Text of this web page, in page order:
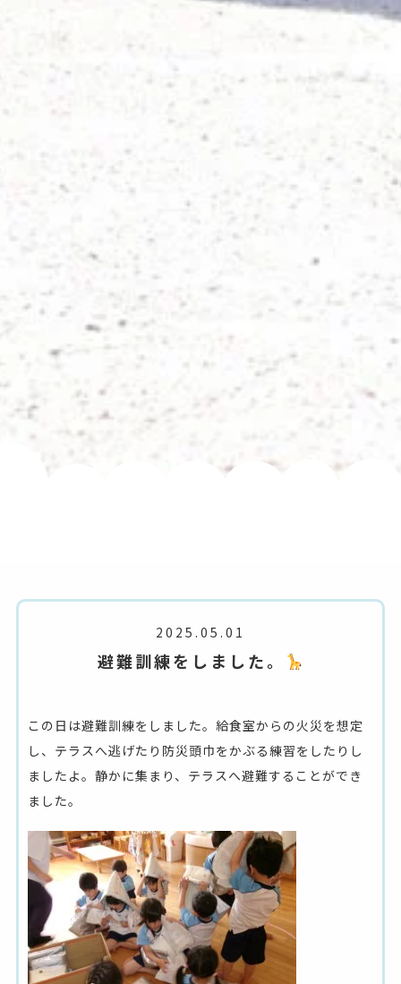
2025.05.01
避難訓練をしました。
この日は避難訓練をしました。給食室からの火災を想定
し、テラスへ逃げたり防災頭巾をかぶる練習をしたりし
ましたよ。静かに集まり、テラスへ避難することができ
ました。